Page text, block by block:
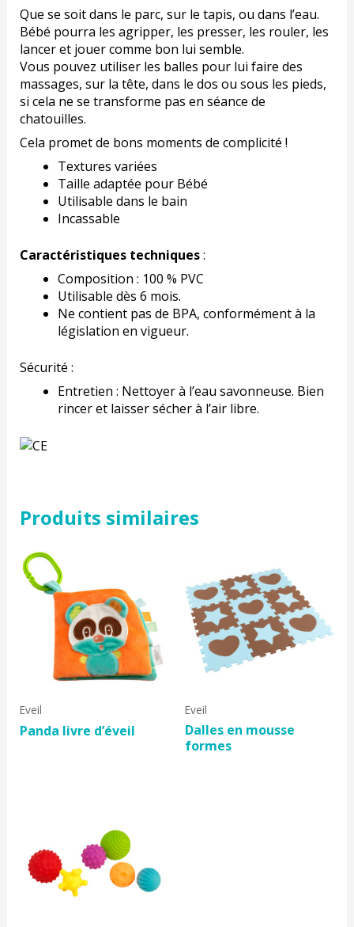
Que se soit dans le parc, sur le tapis, ou dans l’eau.
Bébé pourra les agripper, les presser, les rouler, les
lancer et jouer comme bon lui semble.
Vous pouvez utiliser les balles pour lui faire des
massages, sur la tête, dans le dos ou sous les pieds,
si cela ne se transforme pas en séance de
chatouilles.
Cela promet de bons moments de complicité !
Textures variées
Taille adaptée pour Bébé
Utilisable dans le bain
Incassable
Caractéristiques techniques:
Composition : 100 % PVC
Utilisable dès 6 mois.
Ne contient pas de BPA, conformément à la
législation en vigueur.
Sécurité :
Entretien : Nettoyer à l’eau savonneuse. Bien
rincer et laisser sécher à l’air libre.
Produits similaires
Eveil
Panda livre d’éveil
Eveil
Dalles en mousse
formes